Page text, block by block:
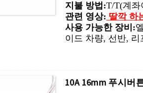
지불 방법:T/T(계좌
관련 영상: 딸깍 하
사용 가능한 장비:
이드 차량, 선반, 리
10A 16mm 푸시버